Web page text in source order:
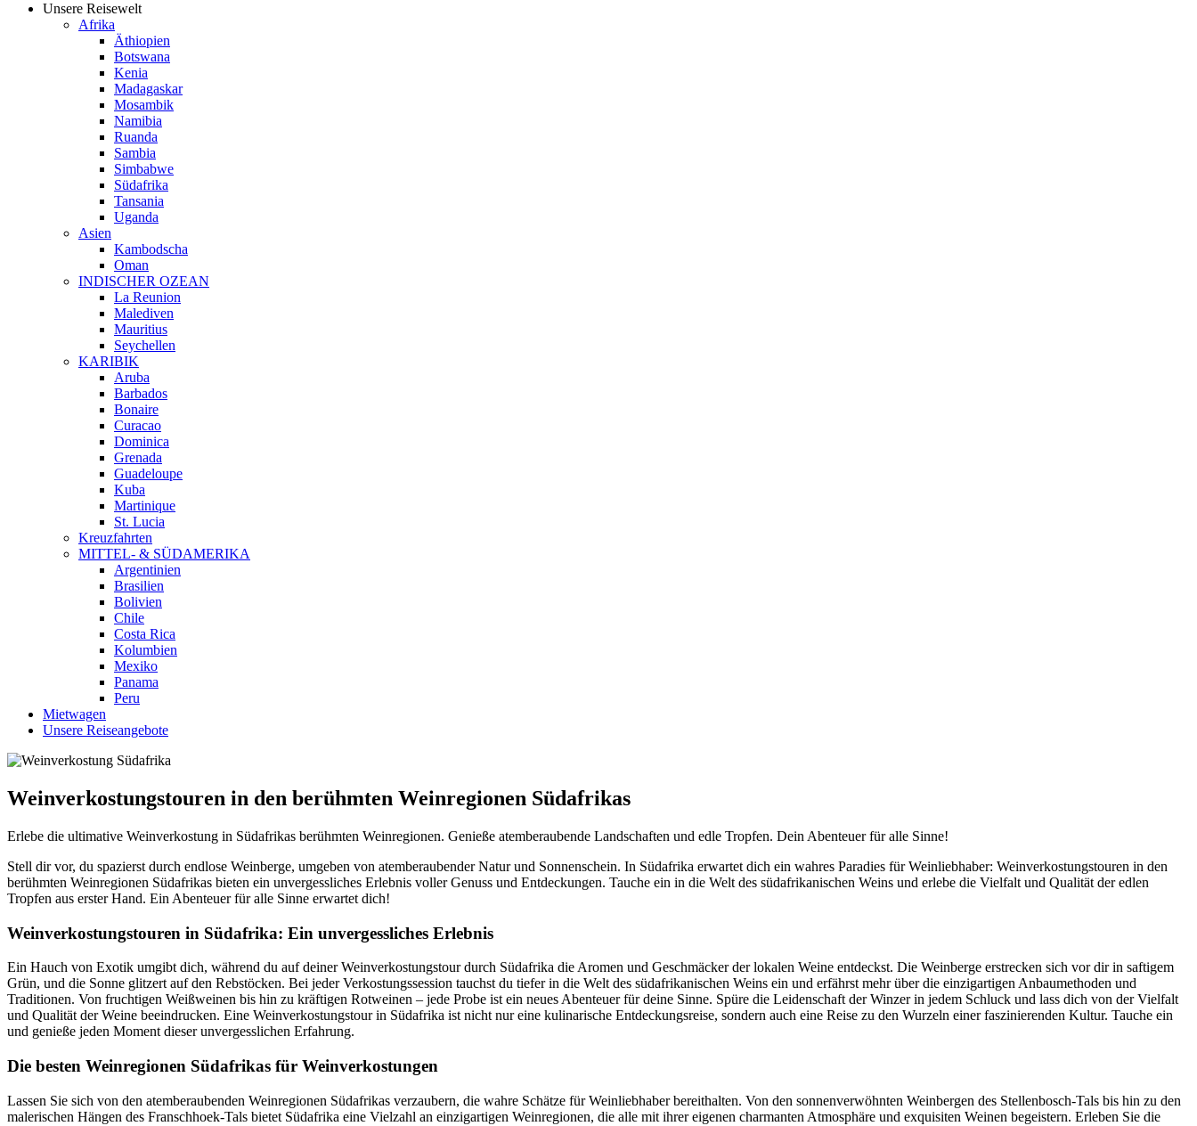
Unsere Reisewelt
Afrika
Äthiopien
Botswana
Kenia
Madagaskar
Mosambik
Namibia
Ruanda
Sambia
Simbabwe
Südafrika
Tansania
Uganda
Asien
Kambodscha
Oman
INDISCHER OZEAN
La Reunion
Malediven
Mauritius
Seychellen
KARIBIK
Aruba
Barbados
Bonaire
Curacao
Dominica
Grenada
Guadeloupe
Kuba
Martinique
St. Lucia
Kreuzfahrten
MITTEL- & SÜDAMERIKA
Argentinien
Brasilien
Bolivien
Chile
Costa Rica
Kolumbien
Mexiko
Panama
Peru
Mietwagen
Unsere Reiseangebote
Weinverkostungstouren in den berühmten Weinregionen Südafrikas
Erlebe die ultimative Weinverkostung in Südafrikas berühmten Weinregionen. Genieße atemberaubende Landschaften und edle Tropfen. Dein Abenteuer für alle Sinne!
Stell dir vor, du spazierst durch endlose Weinberge, umgeben von atemberaubender Natur und Sonnenschein. In Südafrika erwartet dich ein wahres Paradies für Weinliebhaber: Weinverkostungstouren in den
berühmten Weinregionen Südafrikas bieten ein unvergessliches Erlebnis voller Genuss und Entdeckungen. Tauche ein in die Welt des südafrikanischen Weins und erlebe die Vielfalt und Qualität der edlen
Tropfen aus erster Hand. Ein Abenteuer für alle Sinne erwartet dich!
Weinverkostungstouren in Südafrika: Ein unvergessliches Erlebnis
Ein Hauch von Exotik umgibt dich, während du auf deiner Weinverkostungstour durch Südafrika die Aromen und Geschmäcker der lokalen Weine entdeckst. Die Weinberge erstrecken sich vor dir in saftigem
Grün, und die Sonne glitzert auf den Rebstöcken. Bei jeder Verkostungssession tauchst du tiefer in die Welt des südafrikanischen Weins ein und erfährst mehr über die einzigartigen Anbaumethoden und
Traditionen. Von fruchtigen Weißweinen bis hin zu kräftigen Rotweinen – jede Probe ist ein neues Abenteuer für deine Sinne. Spüre die Leidenschaft der Winzer in jedem Schluck und lass dich von der Vielfalt
und Qualität der Weine beeindrucken. Eine Weinverkostungstour in Südafrika ist nicht nur eine kulinarische Entdeckungsreise, sondern auch eine Reise zu den Wurzeln einer faszinierenden Kultur. Tauche ein
und genieße jeden Moment dieser unvergesslichen Erfahrung.
Die besten Weinregionen Südafrikas für Weinverkostungen
Lassen Sie sich von den atemberaubenden Weinregionen Südafrikas verzaubern, die wahre Schätze für Weinliebhaber bereithalten. Von den sonnenverwöhnten Weinbergen des Stellenbosch-Tals bis hin zu den
malerischen Hängen des Franschhoek-Tals bietet Südafrika eine Vielzahl an einzigartigen Weinregionen, die alle mit ihrer eigenen charmanten Atmosphäre und exquisiten Weinen begeistern. Erleben Sie die